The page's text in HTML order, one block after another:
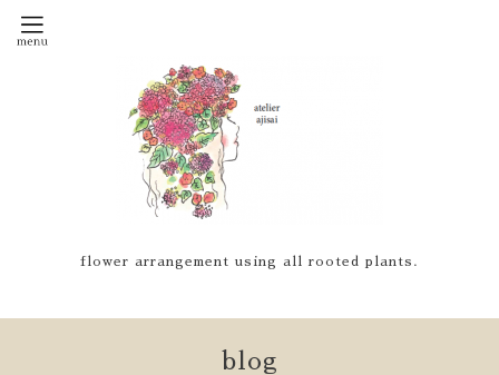
flower arrangement using all rooted plants.
blog